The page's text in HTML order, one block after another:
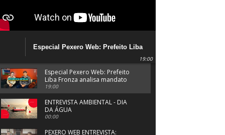
Especial Pexero Web: Prefeito Liba
19:00
Especial Pexero Web: Prefeito
Liba Fronza analisa mandato
em Navegantes
19:00
ENTREVISTA AMBIENTAL - DIA
DA ÁGUA
00:00
PEXERO WEB ENTREVISTA: